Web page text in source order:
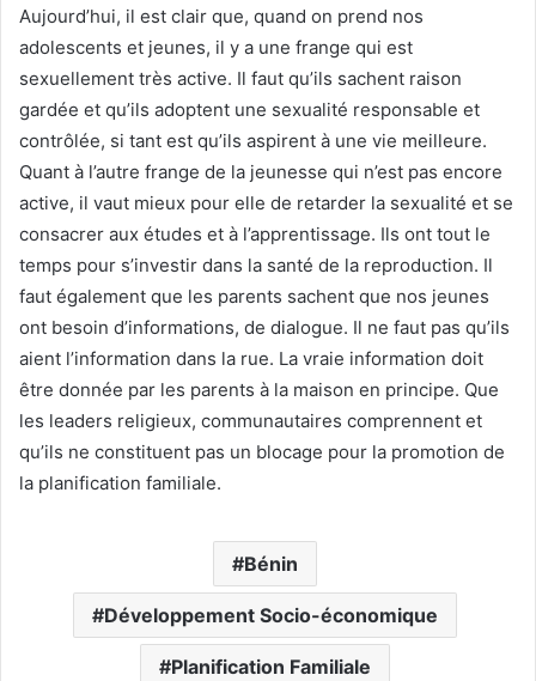
Aujourd’hui, il est clair que, quand on prend nos
adolescents et jeunes, il y a une frange qui est
sexuellement très active. Il faut qu’ils sachent raison
gardée et qu’ils adoptent une sexualité responsable et
contrôlée, si tant est qu’ils aspirent à une vie meilleure.
Quant à l’autre frange de la jeunesse qui n’est pas encore
active, il vaut mieux pour elle de retarder la sexualité et se
consacrer aux études et à l’apprentissage. Ils ont tout le
temps pour s’investir dans la santé de la reproduction. Il
faut également que les parents sachent que nos jeunes
ont besoin d’informations, de dialogue. Il ne faut pas qu’ils
aient l’information dans la rue. La vraie information doit
être donnée par les parents à la maison en principe. Que
les leaders religieux, communautaires comprennent et
qu’ils ne constituent pas un blocage pour la promotion de
la planification familiale.
Bénin
Développement Socio-économique
Planification Familiale